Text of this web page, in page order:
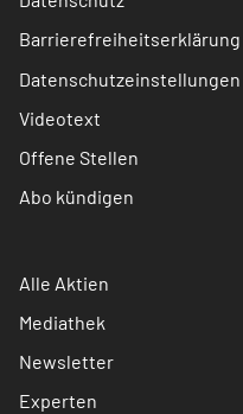
Barrierefreiheitserklärung
Datenschutzeinstellungen
Videotext
Offene Stellen
Abo kündigen
Alle Aktien
Mediathek
Newsletter
Experten